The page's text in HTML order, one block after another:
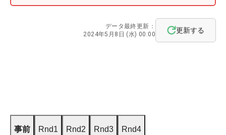
データ最終更新：
2024年5月8日 (水) 00:00
更新する
事前 Rnd1 Rnd2 Rnd3 Rnd4